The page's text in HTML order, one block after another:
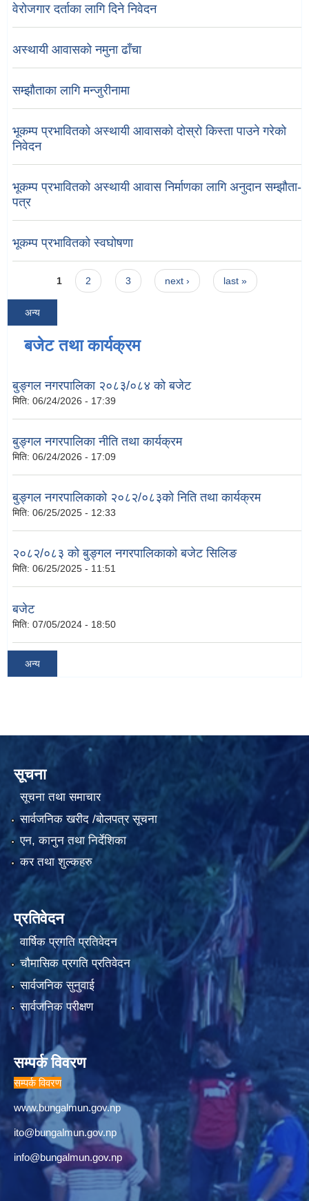
वेरोजगार दर्ताका लागि दिने निवेदन
अस्थायी आवासको नमुना ढाँचा
सम्झौताका लागि मन्जुरीनामा
भूकम्प प्रभावितको अस्थायी आवासको दोस्रो किस्ता पाउने गरेको
निवेदन
भूकम्प प्रभावितको अस्थायी आवास निर्माणका लागि अनुदान सम्झौता-
पत्र
भूकम्प प्रभावितको स्वघोषणा
Pages
1 2 3 next › last »
अन्य
बजेट तथा कार्यक्रम
बुङ्गल नगरपालिका २०८३/०८४ को बजेट
मिति: 06/24/2026 - 17:39
बुङ्गल नगरपालिका नीति तथा कार्यक्रम
मिति: 06/24/2026 - 17:09
बुङ्गल नगरपालिकाको २०८२/०८३को निति तथा कार्यक्रम
मिति: 06/25/2025 - 12:33
२०८२/०८३ को बुङ्गल नगरपालिकाको बजेट सिलिङ
मिति: 06/25/2025 - 11:51
बजेट
मिति: 07/05/2024 - 18:50
अन्य
सूचना
सूचना तथा समाचार
सार्वजनिक खरीद /बोलपत्र सूचना
एन, कानुन तथा निर्देशिका
कर तथा शुल्कहरु
प्रतिवेदन
वार्षिक प्रगति प्रतिवेदन
चौमासिक प्रगति प्रतिवेदन
सार्वजनिक सुनुवाई
सार्वजनिक परीक्षण
सम्पर्क विवरण
सम्पर्क विवरण
www.bungalmun.gov.np
ito@bungalmun.gov.np
info@bungalmun.gov.np